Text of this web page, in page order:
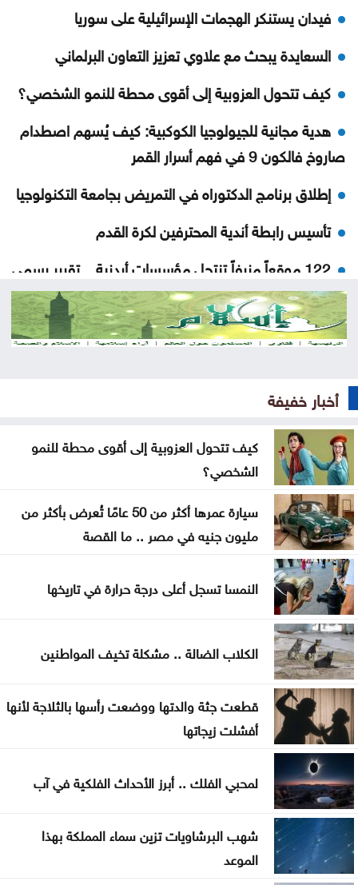
فيدان يستنكر الهجمات الإسرائيلية على سوريا
السعايدة يبحث مع علاوي تعزيز التعاون البرلماني
كيف تتحول العزوبية إلى أقوى محطة للنمو الشخصي؟
هدية مجانية للجيولوجيا الكوكبية: كيف يُسهم اصطدام
صاروخ فالكون 9 في فهم أسرار القمر
إطلاق برنامج الدكتوراه في التمريض بجامعة التكنولوجيا
تأسيس رابطة أندية المحترفين لكرة القدم
122 موقعاً مزيفاً تنتحل مؤسسات أردنية .. تقرير رسمي
يكشف أخطر أبواب الاختراق
ضبط أربع حقائب تحتوي على كميات كبيرة من المخدرات
كهرباء إربد تطلق خدماتها الإلكترونية عبر تطبيقها الذكي
و«سند»
النائب الكباريتي يُثمن مواقف الملك تجاه القدس
عطاء حكومي لتعزيز مخزون النفط
حفيدة كبير العسكر تعتلي منصة الحق
الثقة واليقين بعد الثبات أولا
أخبار خفيفة
كيف تتحول العزوبية إلى أقوى محطة للنمو
الشخصي؟
سيارة عمرها أكثر من 50 عامًا تُعرض بأكثر من
مليون جنيه في مصر .. ما القصة
النمسا تسجل أعلى درجة حرارة في تاريخها
الكلاب الضالة .. مشكلة تخيف المواطنين
قطعت جثة والدتها ووضعت رأسها بالثلاجة لأنها
أفشلت زيجاتها
لمحبي الفلك .. أبرز الأحداث الفلكية في آب
شهب البرشاويات تزين سماء المملكة بهذا
الموعد